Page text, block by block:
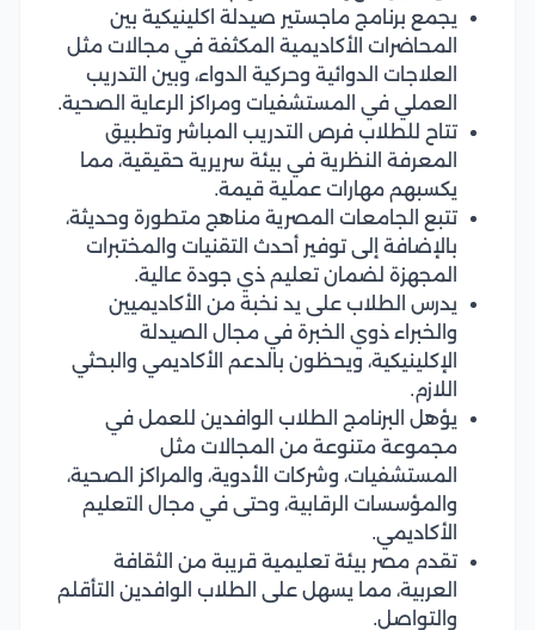
يجمع برنامج ماجستير صيدلة اكلينيكية بين
المحاضرات الأكاديمية المكثفة في مجالات مثل
العلاجات الدوائية وحركية الدواء، وبين التدريب
العملي في المستشفيات ومراكز الرعاية الصحية.
تتاح للطلاب فرص التدريب المباشر وتطبيق
المعرفة النظرية في بيئة سريرية حقيقية، مما
يكسبهم مهارات عملية قيمة.
تتبع الجامعات المصرية مناهج متطورة وحديثة،
بالإضافة إلى توفير أحدث التقنيات والمختبرات
المجهزة لضمان تعليم ذي جودة عالية.
يدرس الطلاب على يد نخبة من الأكاديميين
والخبراء ذوي الخبرة في مجال الصيدلة
الإكلينيكية، ويحظون بالدعم الأكاديمي والبحثي
اللازم.
يؤهل البرنامج الطلاب الوافدين للعمل في
مجموعة متنوعة من المجالات مثل
المستشفيات، وشركات الأدوية، والمراكز الصحية،
والمؤسسات الرقابية، وحتى في مجال التعليم
الأكاديمي.
تقدم مصر بيئة تعليمية قريبة من الثقافة
العربية، مما يسهل على الطلاب الوافدين التأقلم
والتواصل.